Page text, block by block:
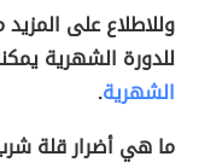
وللاطلاع على
للدورة الشهرية
الشهرية.
ما هي أضرار قلة